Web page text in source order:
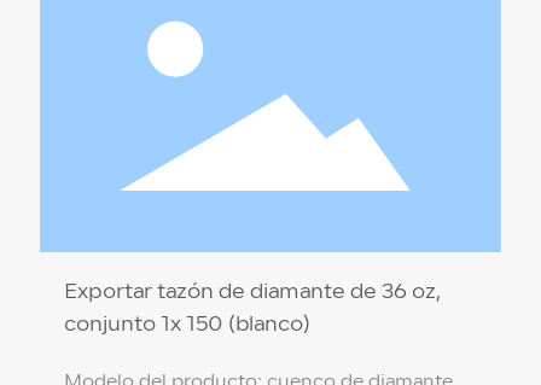
el medio ambiente) Color de la caja:
transparente Temperatura de resistencia: 110
℃ / -18 ℃ Cantidad por caja: 1 x 150 juegos
Exportar tazón de diamante de 36 oz,
conjunto 1x 150 (blanco)